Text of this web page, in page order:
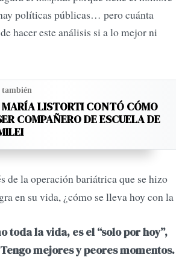
políticas públicas… pero cuánta
hacer este análisis si a lo mejor ni
también
MARÍA LISTORTI CONTÓ CÓMO
COMPAÑERO DE ESCUELA DE
de la operación bariátrica que se hizo
en su vida, ¿cómo se lleva hoy con la
toda la vida, es el “solo por hoy”,
mejores y peores momentos.